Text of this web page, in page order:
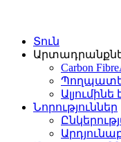
Տուն
Carbon
Պողպատե
Նորություններ